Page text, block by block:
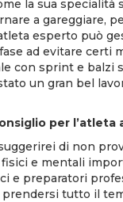
la sua specialità
a gareggiare,
esperto può
ad evitare certi
con sprint e balzi
un gran bel
per
di non
e mentali
e preparatori
tutto il